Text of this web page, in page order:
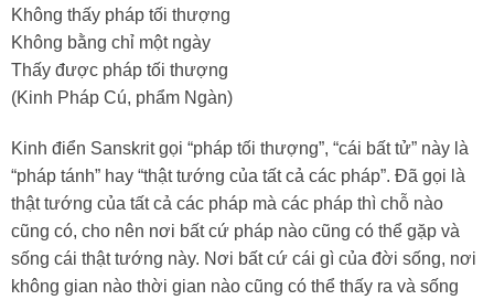
Không thấy pháp tối thượng
Không bằng chỉ một ngày
Thấy được pháp tối thượng
(Kinh Pháp Cú, phẩm Ngàn)
Kinh điển Sanskrit gọi “pháp tối thượng”, “cái bất tử” này là
“pháp tánh” hay “thật tướng của tất cả các pháp”. Đã gọi là
thật tướng của tất cả các pháp mà các pháp thì chỗ nào
cũng có, cho nên nơi bất cứ pháp nào cũng có thể gặp và
sống cái thật tướng này. Nơi bất cứ cái gì của đời sống, nơi
không gian nào thời gian nào cũng có thể thấy ra và sống